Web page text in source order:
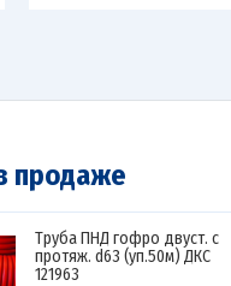
продаже
Труба ПНД гофро двуст. с
протяж. d63 (уп.50м) ДКС
121963